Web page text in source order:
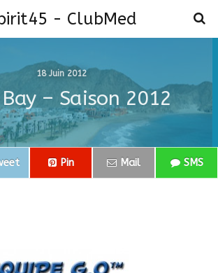
- ClubMed
18 Juin 2012
– Saison 2012
Pin Mail SMS